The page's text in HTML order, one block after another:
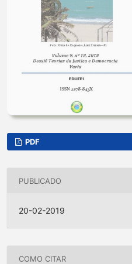
PDF
PUBLICADO
20-02-2019
COMO CITAR